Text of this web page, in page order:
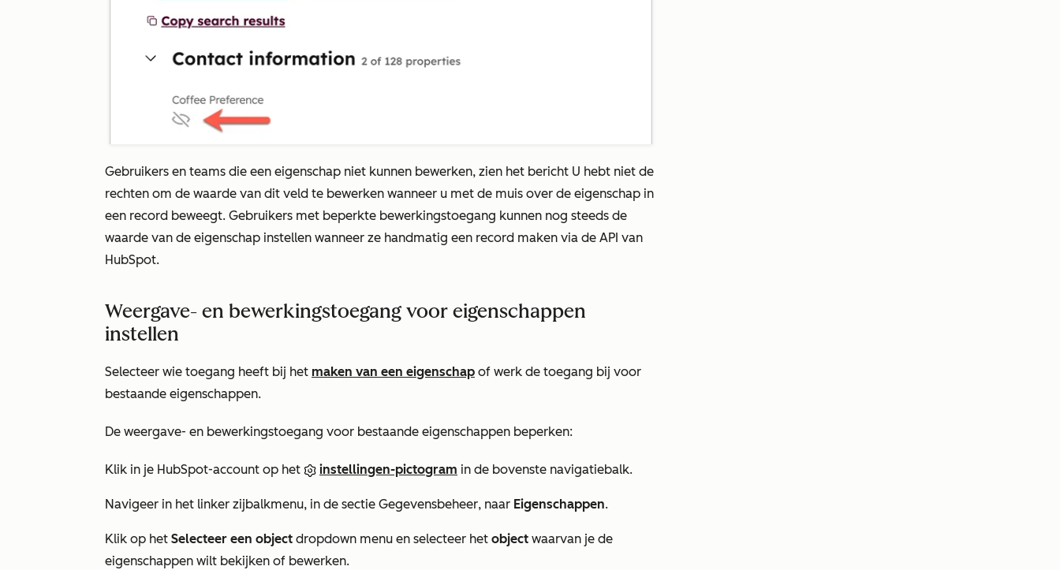
Gebruikers en teams die een eigenschap niet kunnen bewerken, zien het bericht U hebt niet de
rechten om de waarde van dit veld te bewerken wanneer u met de muis over de eigenschap in
een record beweegt. Gebruikers met beperkte bewerkingstoegang kunnen nog steeds de
waarde van de eigenschap instellen wanneer ze handmatig een record maken via de API van
HubSpot.
Weergave- en bewerkingstoegang voor eigenschappen
instellen
Selecteer wie toegang heeft bij het maken van een eigenschap of werk de toegang bij voor
bestaande eigenschappen.
De weergave- en bewerkingstoegang voor bestaande eigenschappen beperken:
Klik in je HubSpot-account op het instellingen-pictogram in de bovenste navigatiebalk.
Navigeer in het linker zijbalkmenu, in de sectie Gegevensbeheer, naar Eigenschappen.
Klik op het Selecteer een object dropdown menu en selecteer het object waarvan je de
eigenschappen wilt bekijken of bewerken.